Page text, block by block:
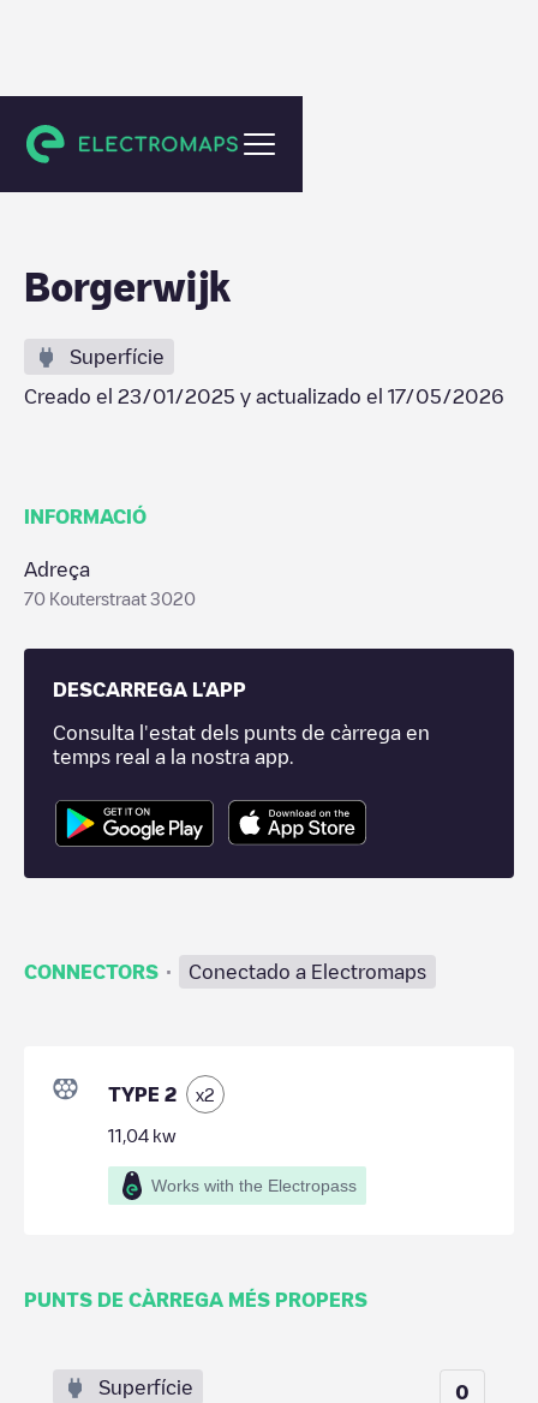
Herent
Borgerwijk
Superfície
Creado el 23/01/2025 y actualizado el 17/05/2026
INFORMACIÓ
Adreça
70 Kouterstraat 3020
DESCARREGA L'APP
Consulta l'estat dels punts de càrrega en
temps real a la nostra app.
CONNECTORS · Conectado a Electromaps
TYPE 2 x2
11,04 kw
Works with the Electropass
PUNTS DE CÀRREGA MÉS PROPERS
Superfície 0